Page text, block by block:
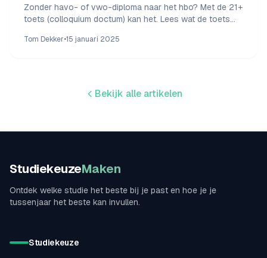
Zonder havo- of vwo-diploma naar het hbo? Met de 21+
toets (colloquium doctum) kan het. Lees wat de toets
inclusief tips en oefenen.
Tom Dekker•15 januari 2025
Bekijk alle artikelen
StudiekeuzeMaken
Ontdek welke studie het beste bij je past en hoe je je
tussenjaar het beste kan invullen.
Studiekeuze